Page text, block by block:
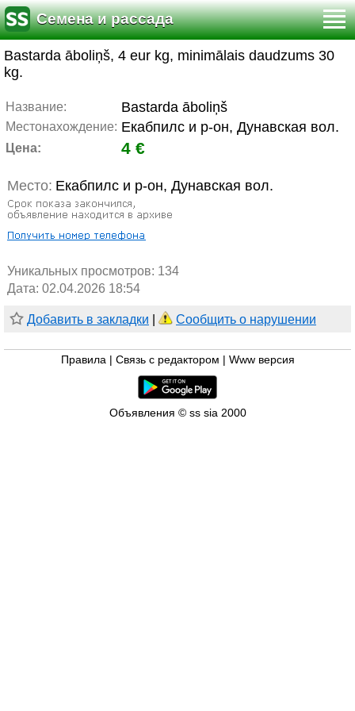
Семена и рассада
Bastarda āboliņš, 4 eur kg, minimālais daudzums 30
kg.
Название: Bastarda āboliņš
Местонахождение: Екабпилс и р-он, Дунавская вол.
Цена: 4 €
Место: Екабпилс и р-он, Дунавская вол.
Уникальных просмотров: 134
Дата: 02.04.2026 18:54
Добавить в закладки Сообщить о нарушении
Правила Связь с редактором Www версия
Объявления © ss sia 2000